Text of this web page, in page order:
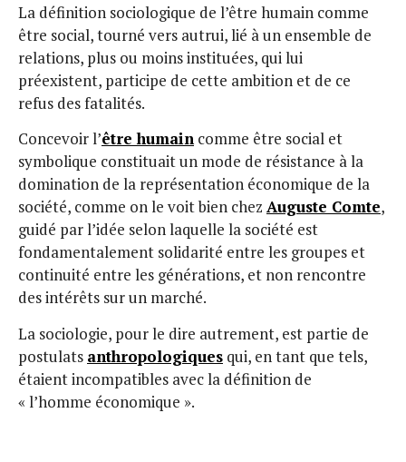
La définition sociologique de l’être humain comme
être social, tourné vers autrui, lié à un ensemble de
relations, plus ou moins instituées, qui lui
préexistent, participe de cette ambition et de ce
refus des fatalités.
Concevoir l’être humain comme être social et
symbolique constituait un mode de résistance à la
domination de la représentation économique de la
société, comme on le voit bien chez Auguste Comte,
guidé par l’idée selon laquelle la société est
fondamentalement solidarité entre les groupes et
continuité entre les générations, et non rencontre
des intérêts sur un marché.
La sociologie, pour le dire autrement, est partie de
postulats anthropologiques qui, en tant que tels,
étaient incompatibles avec la définition de
« l’homme économique ».